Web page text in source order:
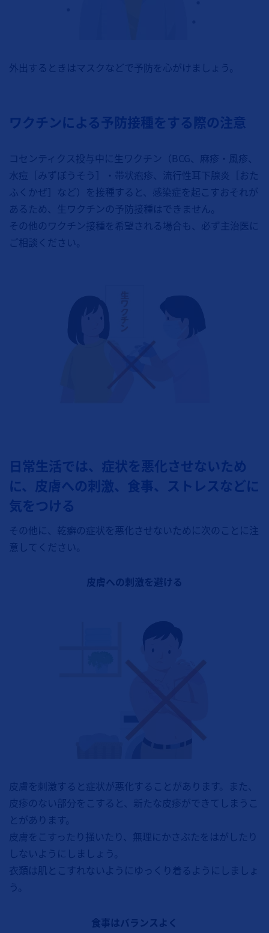
外出するときはマスクなどで予防を心がけましょう。
ワクチンによる予防接種をする際の注意
コセンティクス投与中に生ワクチン（BCG、麻疹・風疹、
水痘［みずぼうそう］・帯状疱疹、流行性耳下腺炎［おた
ふくかぜ］など）を接種すると、感染症を起こすおそれが
あるため、生ワクチンの予防接種はできません。
その他のワクチン接種を希望される場合も、必ず主治医に
ご相談ください。
日常生活では、症状を悪化させないため
に、皮膚への刺激、食事、ストレスなどに
気をつける
その他に、乾癬の症状を悪化させないために次のことに注
意してください。
皮膚への刺激を避ける
皮膚を刺激すると症状が悪化することがあります。また、
皮疹のない部分をこすると、新たな皮疹ができてしまうこ
とがあります。
皮膚をこすったり掻いたり、無理にかさぶたをはがしたり
しないようにしましょう。
衣類は肌とこすれないようにゆっくり着るようにしましょ
う。
食事はバランスよく